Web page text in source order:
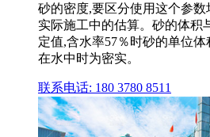
砂的密度,要区分使用这个参
实际施工中的估算。砂的体积
定值,含水率57％时砂的单位
在水中时为密实。
联系电话: 180 3780 8511